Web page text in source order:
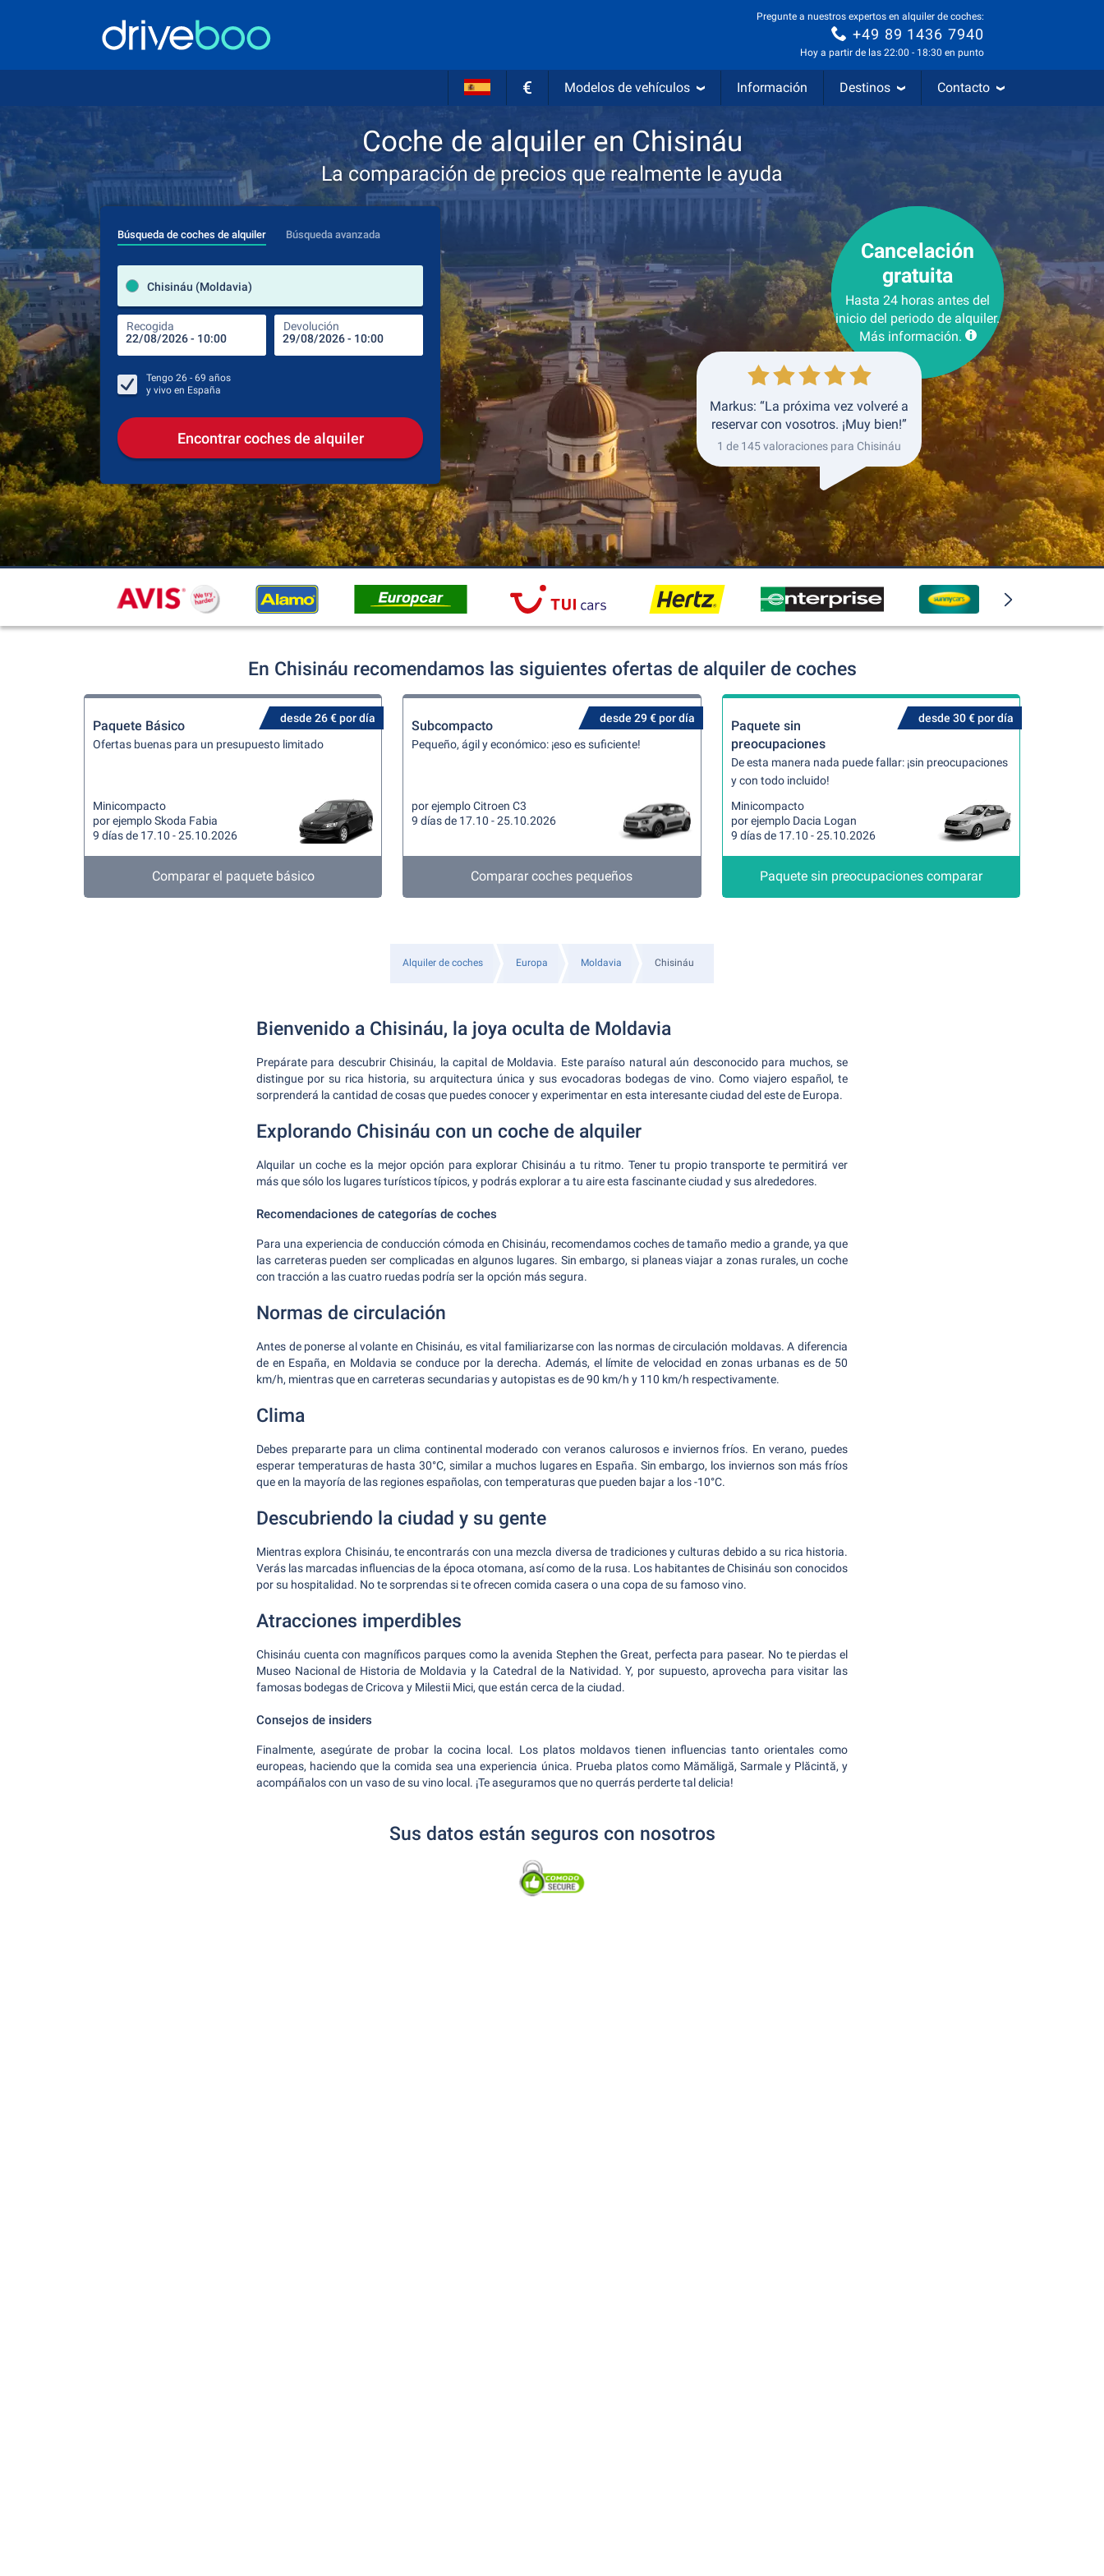
Pregunte a nuestros expertos en alquiler de coches:
+49 89 1436 7940
Hoy a partir de las 22:00 - 18:30 en punto
€ Modelos de vehículos Información Destinos Contacto
Coche de alquiler en Chisináu
La comparación de precios que realmente le ayuda
Búsqueda de coches de alquiler Búsqueda avanzada
Chisináu (Moldavia)
Recogida Devolución
lugar de alquiler
Lugar de devolución
Recogida Devolución
Tengo 26 - 69 años
y vivo en España
Encontrar coches de alquiler
Cancelación
gratuita
Hasta 24 horas antes del
inicio del periodo de alquiler.
Más información.
Markus: “La próxima vez volveré a
reservar con vosotros. ¡Muy bien!”
1 de 145 valoraciones para Chisináu
En Chisináu recomendamos las siguientes ofertas de alquiler de coches
desde 26 € por día
Paquete Básico
Ofertas buenas para un presupuesto limitado
Minicompacto
por ejemplo Skoda Fabia
9 días de 17.10 - 25.10.2026
Comparar el paquete básico
desde 29 € por día
Subcompacto
Pequeño, ágil y económico: ¡eso es suficiente!
por ejemplo Citroen C3
9 días de 17.10 - 25.10.2026
Comparar coches pequeños
desde 30 € por día
Paquete sin
preocupaciones
De esta manera nada puede fallar: ¡sin preocupaciones
y con todo incluido!
Minicompacto
por ejemplo Dacia Logan
9 días de 17.10 - 25.10.2026
Paquete sin preocupaciones comparar
Alquiler de coches Europa Moldavia Chisináu
Bienvenido a Chisináu, la joya oculta de Moldavia
Prepárate para descubrir Chisináu, la capital de Moldavia. Este paraíso natural aún desconocido para muchos, se
distingue por su rica historia, su arquitectura única y sus evocadoras bodegas de vino. Como viajero español, te
sorprenderá la cantidad de cosas que puedes conocer y experimentar en esta interesante ciudad del este de Europa.
Explorando Chisináu con un coche de alquiler
Alquilar un coche es la mejor opción para explorar Chisináu a tu ritmo. Tener tu propio transporte te permitirá ver
más que sólo los lugares turísticos típicos, y podrás explorar a tu aire esta fascinante ciudad y sus alrededores.
Recomendaciones de categorías de coches
Para una experiencia de conducción cómoda en Chisináu, recomendamos coches de tamaño medio a grande, ya que
las carreteras pueden ser complicadas en algunos lugares. Sin embargo, si planeas viajar a zonas rurales, un coche
con tracción a las cuatro ruedas podría ser la opción más segura.
Normas de circulación
Antes de ponerse al volante en Chisináu, es vital familiarizarse con las normas de circulación moldavas. A diferencia
de en España, en Moldavia se conduce por la derecha. Además, el límite de velocidad en zonas urbanas es de 50
km/h, mientras que en carreteras secundarias y autopistas es de 90 km/h y 110 km/h respectivamente.
Clima
Debes prepararte para un clima continental moderado con veranos calurosos e inviernos fríos. En verano, puedes
esperar temperaturas de hasta 30°C, similar a muchos lugares en España. Sin embargo, los inviernos son más fríos
que en la mayoría de las regiones españolas, con temperaturas que pueden bajar a los -10°C.
Descubriendo la ciudad y su gente
Mientras explora Chisináu, te encontrarás con una mezcla diversa de tradiciones y culturas debido a su rica historia.
Verás las marcadas influencias de la época otomana, así como de la rusa. Los habitantes de Chisináu son conocidos
por su hospitalidad. No te sorprendas si te ofrecen comida casera o una copa de su famoso vino.
Atracciones imperdibles
Chisináu cuenta con magníficos parques como la avenida Stephen the Great, perfecta para pasear. No te pierdas el
Museo Nacional de Historia de Moldavia y la Catedral de la Natividad. Y, por supuesto, aprovecha para visitar las
famosas bodegas de Cricova y Milestii Mici, que están cerca de la ciudad.
Consejos de insiders
Finalmente, asegúrate de probar la cocina local. Los platos moldavos tienen influencias tanto orientales como
europeas, haciendo que la comida sea una experiencia única. Prueba platos como Mămăligă, Sarmale y Plăcintă, y
acompáñalos con un vaso de su vino local. ¡Te aseguramos que no querrás perderte tal delicia!
Sus datos están seguros con nosotros